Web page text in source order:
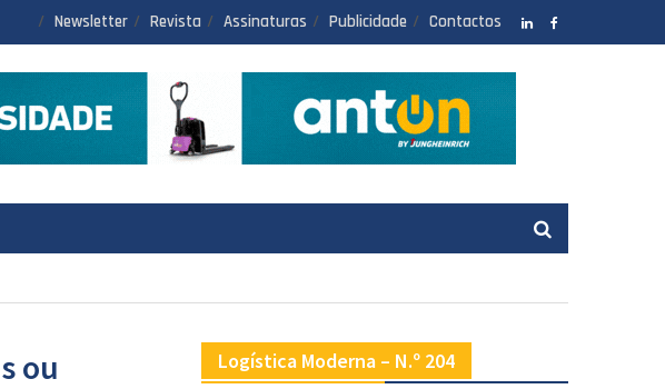
Newsletter Revista Assinaturas Publicidade Contactos
ou
Logística Moderna – N.º 204